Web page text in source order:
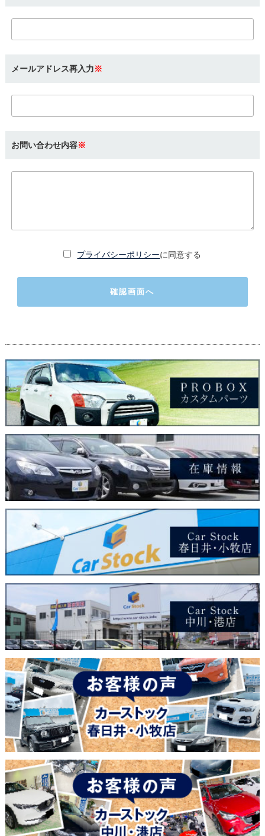
メールアドレス再入力※
お問い合わせ内容※
プライバシーポリシーに同意する